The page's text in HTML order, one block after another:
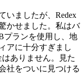
いましたが、Redex
かせました。私はバ
プランを使用し、地
アに十分すぎまし
ありません。見た
社をついに見つける